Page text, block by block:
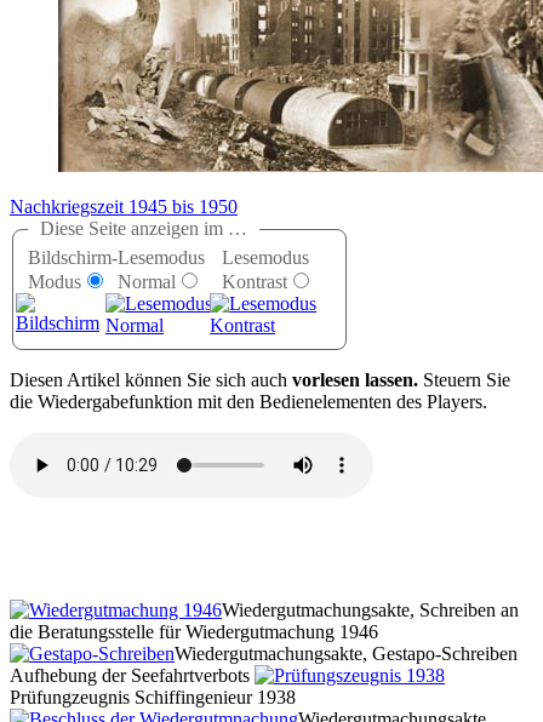
Nachkriegszeit 1945 bis 1950
Diese Seite anzeigen im …
Bildschirm-
Modus
Lesemodus
Normal
Lesemodus
Kontrast
Diesen Artikel können Sie sich auch vorlesen lassen. Steuern Sie
die Wiedergabefunktion mit den Bedienelementen des Players.
Wiedergutmachungsakte, Schreiben an
die Beratungsstelle für Wiedergutmachung 1946
Wiedergutmachungsakte, Gestapo-Schreiben
Aufhebung der Seefahrtverbots
Prüfungzeugnis Schiffingenieur 1938